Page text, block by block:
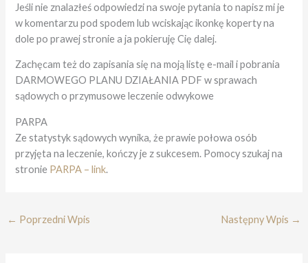
Jeśli nie znalazłeś odpowiedzi na swoje pytania to napisz mi je
w komentarzu pod spodem lub wciskając ikonkę koperty na
dole po prawej stronie a ja pokieruję Cię dalej.
Zachęcam też do zapisania się na moją listę e-mail i pobrania
DARMOWEGO PLANU DZIAŁANIA PDF w sprawach
sądowych o przymusowe leczenie odwykowe
PARPA
Ze statystyk sądowych wynika, że prawie połowa osób
przyjęta na leczenie, kończy je z sukcesem. Pomocy szukaj na
stronie PARPA – link.
← Poprzedni Wpis Następny Wpis →